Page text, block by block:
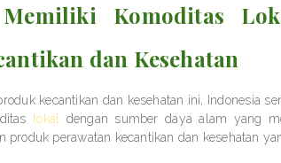
Memiliki Komoditas
dan Kesehatan
kecantikan dan kesehatan ini, Indonesia
lokal
dengan sumber daya alam yang
produk perawatan kecantikan dan kesehatan